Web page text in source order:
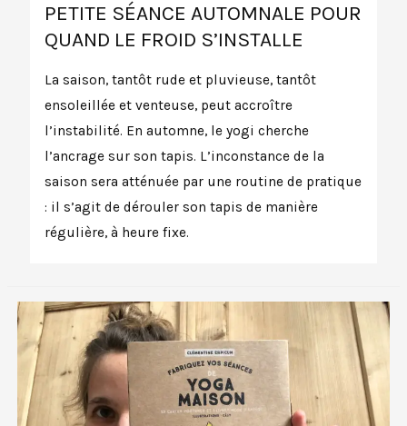
PETITE SÉANCE AUTOMNALE POUR
QUAND LE FROID S’INSTALLE
La saison, tantôt rude et pluvieuse, tantôt
ensoleillée et venteuse, peut accroître
l’instabilité. En automne, le yogi cherche
l’ancrage sur son tapis. L’inconstance de la
saison sera atténuée par une routine de pratique
: il s’agit de dérouler son tapis de manière
régulière, à heure fixe.